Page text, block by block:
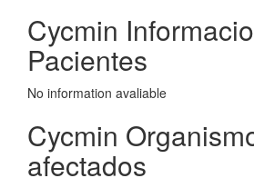
Cycmin
Pacientes
No information avaliable
Cycmin
afectados